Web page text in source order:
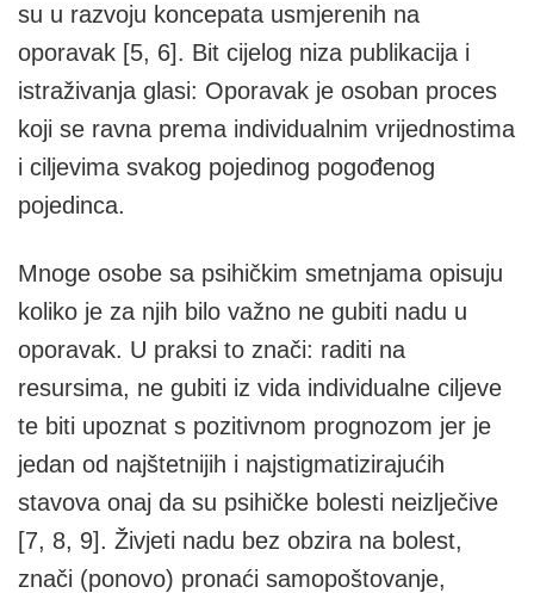
su u razvoju koncepata usmjerenih na
oporavak [5, 6]. Bit cijelog niza publikacija i
istraživanja glasi: Oporavak je osoban proces
koji se ravna prema individualnim vrijednostima
i ciljevima svakog pojedinog pogođenog
pojedinca.
Mnoge osobe sa psihičkim smetnjama opisuju
koliko je za njih bilo važno ne gubiti nadu u
oporavak. U praksi to znači: raditi na
resursima, ne gubiti iz vida individualne ciljeve
te biti upoznat s pozitivnom prognozom jer je
jedan od najštetnijih i najstigmatizirajućih
stavova onaj da su psihičke bolesti neizlječive
[7, 8, 9]. Živjeti nadu bez obzira na bolest,
znači (ponovo) pronaći samopoštovanje,